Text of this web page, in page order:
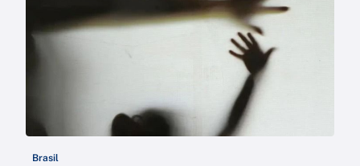
Brasil